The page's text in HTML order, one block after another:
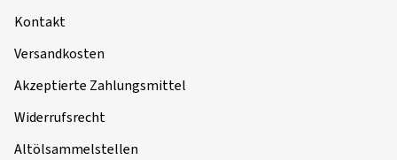
Kontakt
Versandkosten
Akzeptierte Zahlungsmittel
Widerrufsrecht
Altölsammelstellen